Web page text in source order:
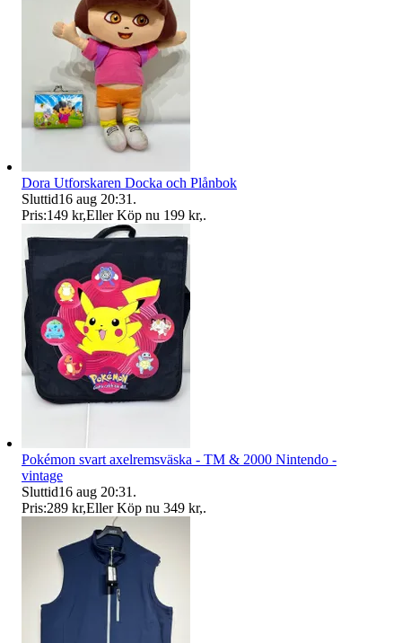
Dora Utforskaren Docka och Plånbok
Sluttid16 aug 20:31 .
Pris:149 kr,Eller Köp nu 199 kr,.
Pokémon svart axelremsväska - TM & 2000 Nintendo -
vintage
Sluttid16 aug 20:31 .
Pris:289 kr,Eller Köp nu 349 kr,.